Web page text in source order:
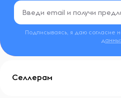
Подписываясь, я даю согласие
Селлерам